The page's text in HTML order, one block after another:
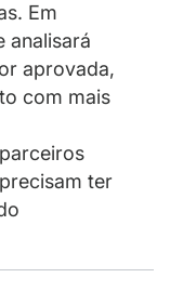
Em
analisará
aprovada,
com mais
ter